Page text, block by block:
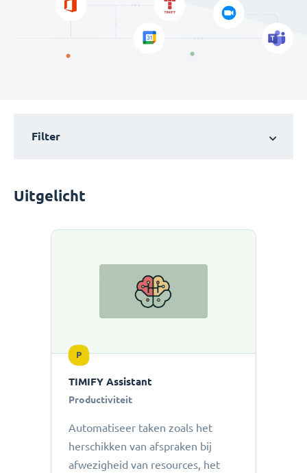
Filter
Uitgelicht
P
TIMIFY Assistant
Productiviteit
Automatiseer taken zoals het
herschikken van afspraken bij
afwezigheid van resources, het